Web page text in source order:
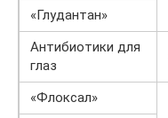
«Глудантан»
Антибиотики для
глаз
«Флоксал»